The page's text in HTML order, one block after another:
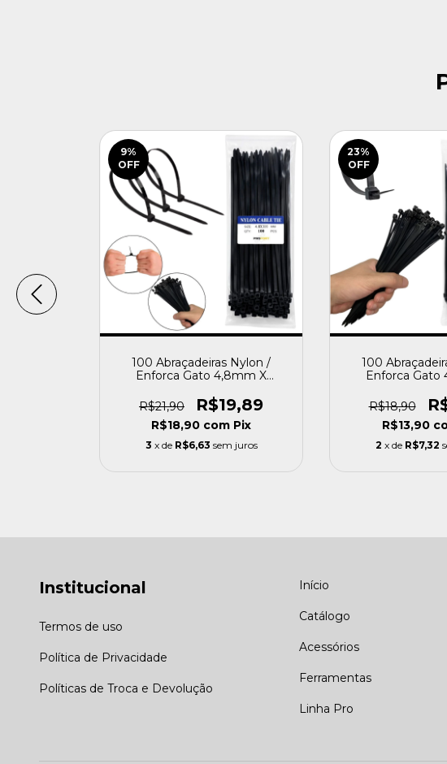
9%
OFF
100 Abraçadeiras Nylon /
Enforca Gato 4,8mm X
R$21,90
R$19,89
R$18,90 com Pix
3 x de R$6,63 sem juros
23%
OFF
100
Enforca Gato
R$18,90
R$13,90
2 x de R$7,32
Institucional
Termos de uso
Política de Privacidade
Políticas de Troca e Devolução
Início
Catálogo
Acessórios
Ferramentas
Linha Pro